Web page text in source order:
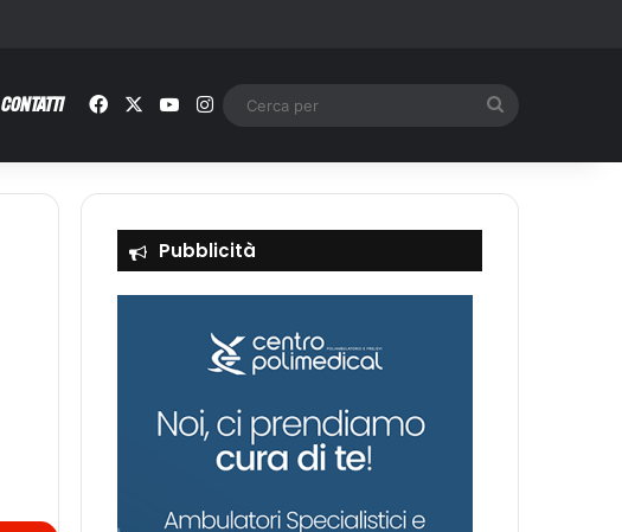
CONTATTI Facebook You TubeInstagram
Pubblicità